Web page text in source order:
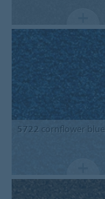
5722 cornflower blue